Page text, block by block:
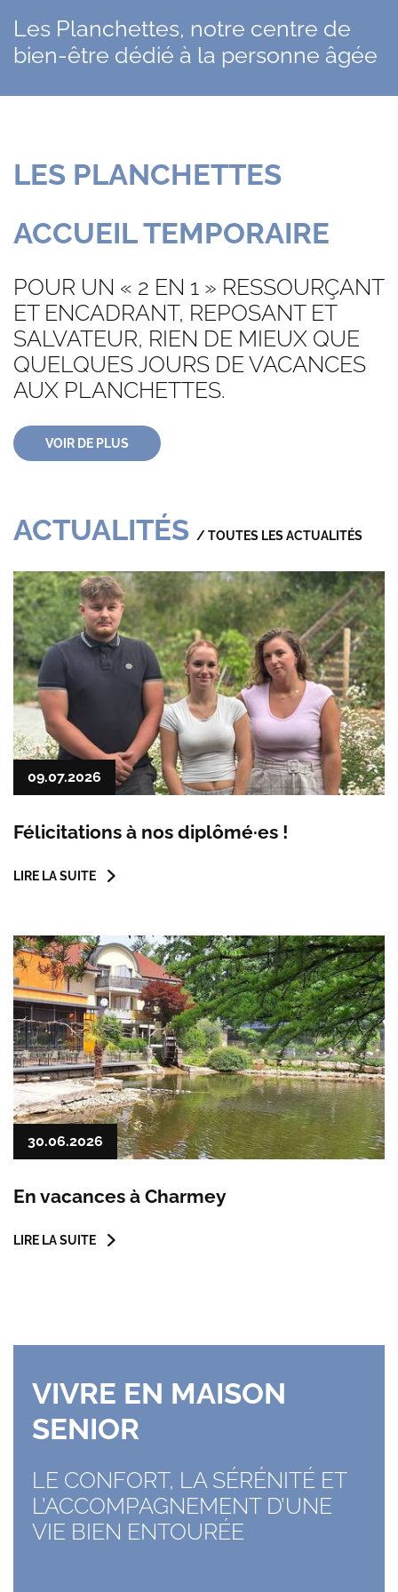
Les Planchettes, notre centre de
bien-être dédié à la personne âgée
LES PLANCHETTES
ACCUEIL TEMPORAIRE
POUR UN « 2 EN 1 » RESSOURÇANT
ET ENCADRANT, REPOSANT ET
SALVATEUR, RIEN DE MIEUX QUE
QUELQUES JOURS DE VACANCES
AUX PLANCHETTES.
VOIR DE PLUS
ACTUALITÉS / TOUTES LES ACTUALITÉS
09.07.2026
Félicitations à nos diplômé·es !
LIRE LA SUITE
30.06.2026
En vacances à Charmey
LIRE LA SUITE
VIVRE EN MAISON
SENIOR
LE CONFORT, LA SÉRÉNITÉ ET
L’ACCOMPAGNEMENT D’UNE
VIE BIEN ENTOURÉE